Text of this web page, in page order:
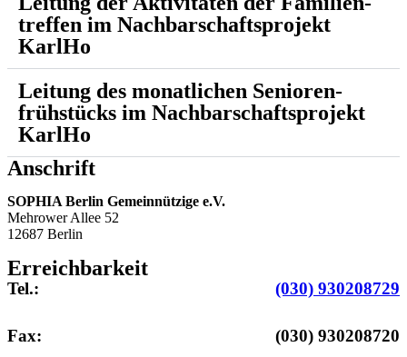
treffen im Nachbar­schafts­projekt
KarlHo
Leitung des monatlichen Senioren­
frühstücks im Nachbar­schafts­projekt
KarlHo
Anschrift
SOPHIA Berlin Gemeinnützige e.V.
Mehrower Allee 52
12687 Berlin
Erreichbarkeit
Tel.: (030) 930208729
Fax: (030) 930208720